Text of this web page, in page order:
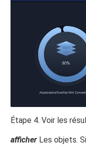
Étape 4. Voir les
afficher Les objets.